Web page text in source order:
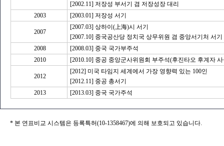
[2002.11] 저장성 부서기 겸 저장성장 대리
2003
[2003.01] 저장성 서기
2007
[2007.03] 상하이(上海)시 서기
[2007.10] 중국공산당 정치국 상무위원 겸 중앙서기처 서기
2008
[2008.03] 중국 국가부주석
2010
[2010.10] 중공 중앙군사위원회 부주석(후진타오 후계자
2012
[2012] 미국 타임지 세계에서 가장 영향력 있는 100인
[2012.11] 중공 총서기
2013
[2013.03] 중국 국가주석
* 본 연표비교 시스템은 등록특허(10-1358467)에 의해 보호되고 있습니다.